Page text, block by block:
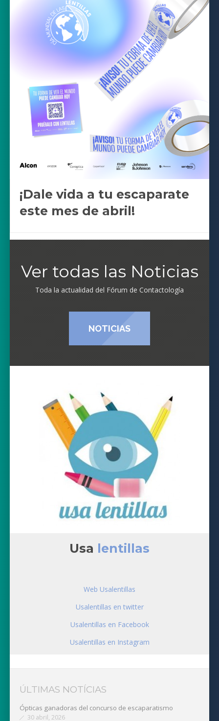
¡Dale vida a tu escaparate
este mes de abril!
Ver todas las Noticias
Toda la actualidad del Fórum de Contactología
NOTICIAS
Usa lentillas
Web Usalentillas
Usalentillas en twitter
Usalentillas en Facebook
Usalentillas en Instagram
ÚLTIMAS NOTÍCIAS
Ópticas ganadoras del concurso de escaparatismo
30 abril, 2026